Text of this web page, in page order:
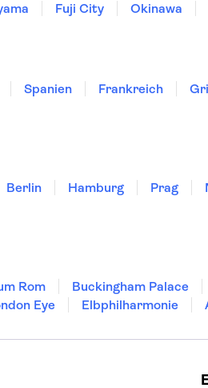
Fuji City Okinawa
Spanien Frankreich
Berlin Hamburg Prag
Rom Buckingham Palace
Eye Elbphilharmonie